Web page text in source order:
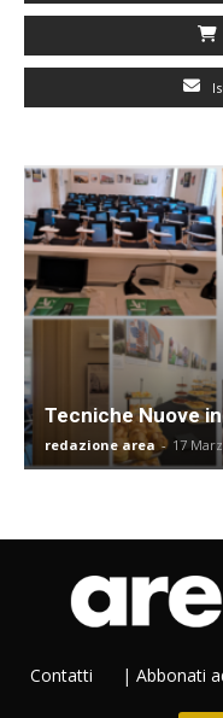
Tecniche Nuove
redazione area - 17
Contatti | Abbonati